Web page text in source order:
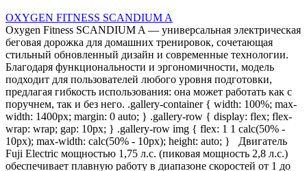
OXYGEN FITNESS SCANDIUM A
Oxygen Fitness SCANDIUM A — универсальная электрическая
беговая дорожка для домашних тренировок, сочетающая
стильный обновленный дизайн и современные технологии.
Благодаря функциональности и эргономичности, модель
подходит для пользователей любого уровня подготовки,
предлагая гибкость использования: она может работать как с
поручнем, так и без него. .gallery-container { width: 100%; max-
width: 1400px; margin: 0 auto; } .gallery-row { display: flex; flex-
wrap: wrap; gap: 10px; } .gallery-row img { flex: 1 1 calc(50% -
10px); max-width: calc(50% - 10px); height: auto; } Двигатель
Fuji Electric мощностью 1,75 л.с. (пиковая мощность 2,8 л.с.)
обеспечивает плавную работу в диапазоне скоростей от 1 до